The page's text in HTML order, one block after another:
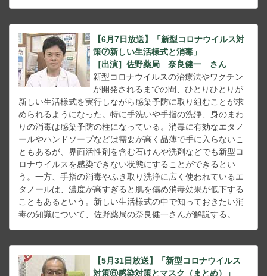
【6月7日放送】「新型コロナウイルス対
策⑦新しい生活様式と消毒」
［出演］佐野薬局 奈良健一 さん
新型コロナウイルスの治療法やワクチン
が開発されるまでの間、ひとりひとりが
新しい生活様式を実行しながら感染予防に取り組むことが求
められるようになった。特に手洗いや手指の洗浄、身のまわ
りの消毒は感染予防の柱になっている。消毒に有効なエタノ
ールやハンドソープなどは需要が高く品薄で手に入らないこ
ともあるが、界面活性剤を含む石けんや洗剤などでも新型コ
ロナウイルスを感染できない状態にすることができるとい
う。一方、手指の消毒やふき取り洗浄に広く使われているエ
タノールは、濃度が高すぎると肌を傷め消毒効果が低下する
こともあるという。新しい生活様式の中で知っておきたい消
毒の知識について、佐野薬局の奈良健一さんが解説する。
【5月31日放送】「新型コロナウイルス
対策⑥感染対策とマスク（まとめ）」